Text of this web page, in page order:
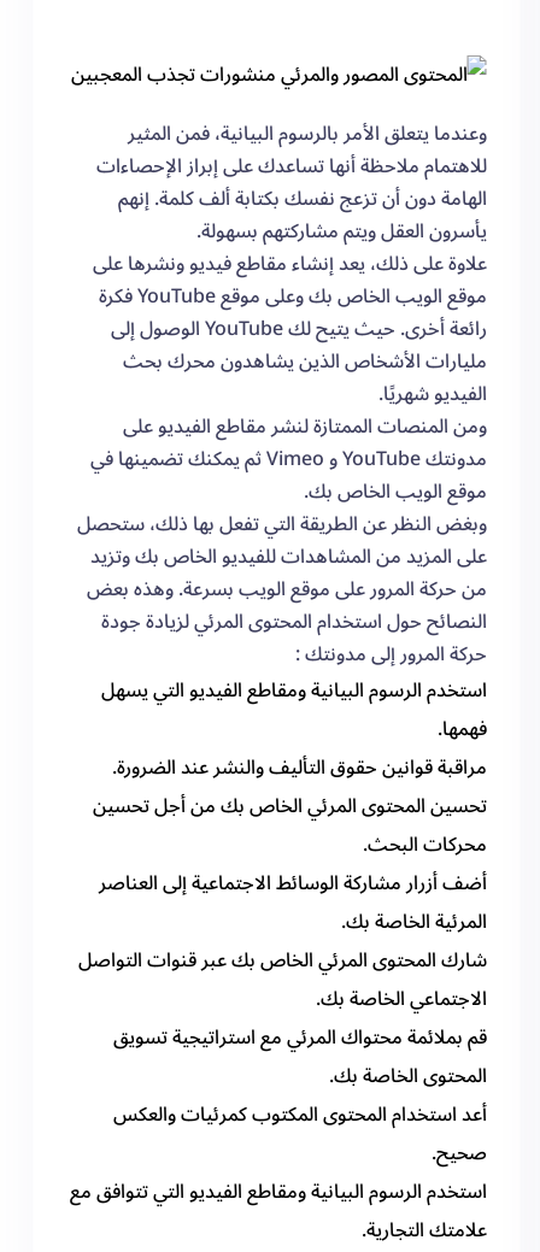
وعندما يتعلق الأمر بالرسوم البيانية، فمن المثير
للاهتمام ملاحظة أنها تساعدك على إبراز الإحصاءات
الهامة دون أن تزعج نفسك بكتابة ألف كلمة. إنهم
يأسرون العقل ويتم مشاركتهم بسهولة.
علاوة على ذلك، يعد إنشاء مقاطع فيديو ونشرها على
موقع الويب الخاص بك وعلى موقع YouTube فكرة
رائعة أخرى. حيث يتيح لك YouTube الوصول إلى
مليارات الأشخاص الذين يشاهدون محرك بحث
الفيديو شهريًا.
ومن المنصات الممتازة لنشر مقاطع الفيديو على
مدونتك YouTube و Vimeo ثم يمكنك تضمينها في
موقع الويب الخاص بك.
وبغض النظر عن الطريقة التي تفعل بها ذلك، ستحصل
على المزيد من المشاهدات للفيديو الخاص بك وتزيد
من حركة المرور على موقع الويب بسرعة. وهذه بعض
النصائح حول استخدام المحتوى المرئي لزيادة جودة
حركة المرور إلى مدونتك :
استخدم الرسوم البيانية ومقاطع الفيديو التي يسهل
فهمها.
مراقبة قوانين حقوق التأليف والنشر عند الضرورة.
تحسين المحتوى المرئي الخاص بك من أجل تحسين
محركات البحث.
أضف أزرار مشاركة الوسائط الاجتماعية إلى العناصر
المرئية الخاصة بك.
شارك المحتوى المرئي الخاص بك عبر قنوات التواصل
الاجتماعي الخاصة بك.
قم بملائمة محتواك المرئي مع استراتيجية تسويق
المحتوى الخاصة بك.
أعد استخدام المحتوى المكتوب كمرئيات والعكس
صحيح.
استخدم الرسوم البيانية ومقاطع الفيديو التي تتوافق مع
علامتك التجارية.